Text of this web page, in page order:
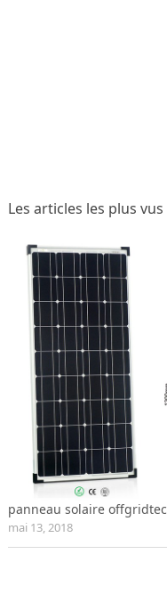
Les articles les plus vus
panneau solaire offgridtec
mai 13, 2018